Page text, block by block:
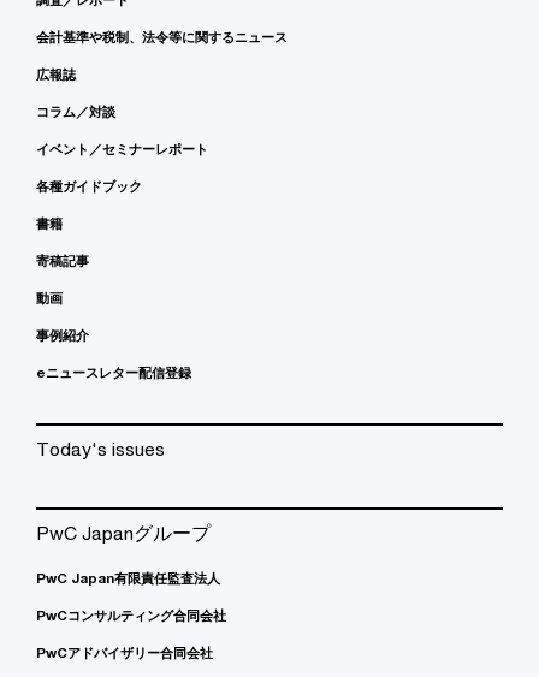
会計基準や税制、法令等に関するニュース
広報誌
コラム／対談
イベント／セミナーレポート
各種ガイドブック
書籍
寄稿記事
動画
事例紹介
eニュースレター配信登録
Today's issues
PwC Japanグループ
PwC Japan有限責任監査法人
PwCコンサルティング合同会社
PwCアドバイザリー合同会社